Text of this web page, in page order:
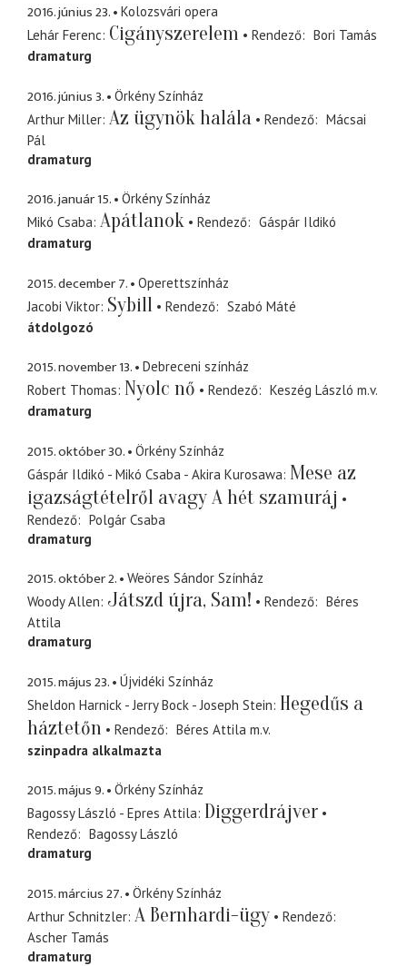
2016. június 23.
Kolozsvári opera
Lehár Ferenc Cigányszerelem Rendező
Bori Tamás
dramaturg
2016. június 3.
Örkény Színház
Arthur Miller Az ügynök halála Rendező
Mácsai
Pál
dramaturg
2016. január 15.
Örkény Színház
Mikó Csaba Apátlanok Rendező
Gáspár Ildikó
dramaturg
2015. december 7.
Operettszínház
Jacobi Viktor Sybill Rendező
Szabó Máté
átdolgozó
2015. november 13.
Debreceni színház
Robert Thomas Nyolc nő Rendező Keszég László m.v.
dramaturg
2015. október 30.
Örkény Színház
Gáspár Ildikó - Mikó Csaba - Akira Kurosawa Mese az
igazságtételről avagy A hét szamuráj
Rendező
Polgár Csaba
dramaturg
2015. október 2.
Weöres Sándor Színház
Woody Allen Játszd újra, Sam! Rendező
Béres
Attila
dramaturg
2015. május 23.
Újvidéki Színház
Sheldon Harnick - Jerry Bock - Joseph Stein Hegedűs a
háztetőn
Rendező Béres Attila m.v.
szinpadra alkalmazta
2015. május 9.
Örkény Színház
Bagossy László - Epres Attila Diggerdrájver
Rendező
Bagossy László
dramaturg
2015. március 27.
Örkény Színház
Arthur Schnitzler A Bernhardi-ügy
Rendező
Ascher Tamás
dramaturg